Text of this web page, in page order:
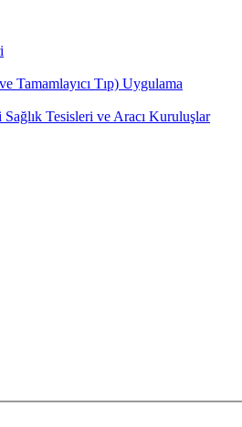
Tamamlayıcı Tıp) Uygulama
Tesisleri ve Aracı Kuruluşlar